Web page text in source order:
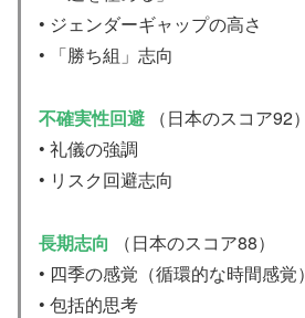
• ジェンダーギャップの高さ
• 「勝ち組」志向
不確実性回避 （日本のスコア92）
• 礼儀の強調
• リスク回避志向
長期志向 （日本のスコア88）
• 四季の感覚（循環的な時間感覚）
• 包括的思考